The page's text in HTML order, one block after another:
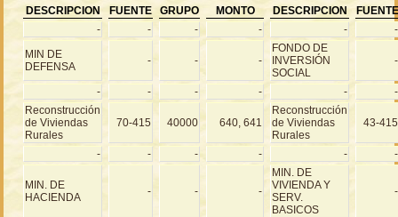
DESCRIPCION FUENTE GRUPO MONTO DESCRIPCION
FUENTE
-
- - - -
-
MIN DE
DEFENSA
- - -
FONDO DE
INVERSIÓN
SOCIAL
-
- - - - -
-
Reconstrucción
de Viviendas
Rurales
70-415 40000 640, 641
Reconstrucción
de Viviendas
Rurales
43-415
- - - - - -
MIN. DE
HACIENDA
- - -
MIN. DE
VIVIENDA Y
SERV.
BASICOS
-